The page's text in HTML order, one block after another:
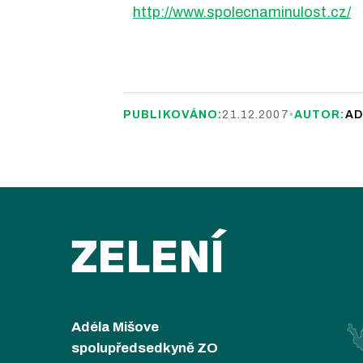
http://www.spolecnaminulost.cz/
PUBLIKOVÁNO:21.12.2007 •AUTOR:
ZELENÍ
Adéla Mišove
spolupředsedkyně ZO